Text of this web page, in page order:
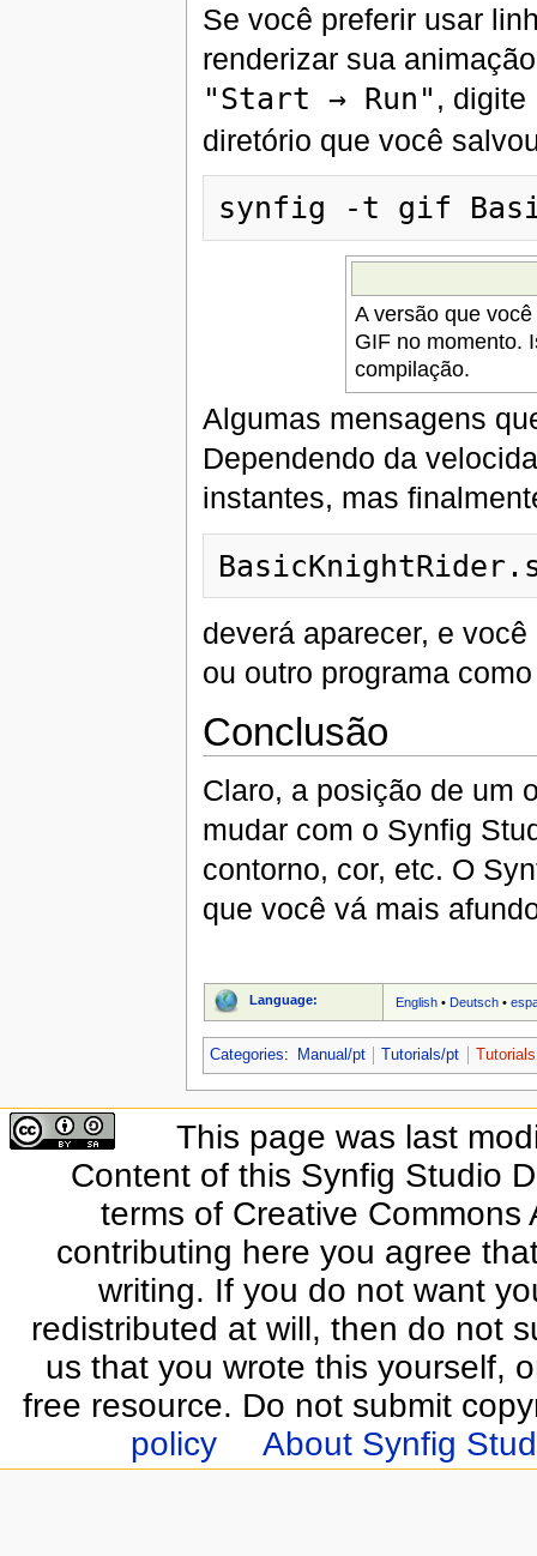
Se você preferir usar
renderizar sua
"Start → Run" , digite
diretório que você
A versão que
GIF no momento.
compilação.
Algumas mensagens
Dependendo da
instantes, mas
deverá aparecer, e
ou outro programa
Conclusão
Claro, a posição de um
mudar com o Synfig
contorno, cor, etc. O
que você vá mais
Language: English •Deutsch •
Categories: Manual/pt Tutorials/pt
This page was last
Content of this Synfig Studio
terms of Creative
contributing here you agree
writing. If you do not want
redistributed at will, then do not
us that you wrote this yourself,
free resource. Do not submit
policy
About Synfig